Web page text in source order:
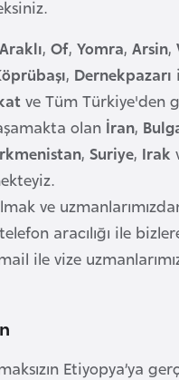
Araklı, Of, Yomra, Arsin,
, Dernekpazarı
ve Tüm Türkiye'den
olan İran,
, Suriye, Irak
ve
aracılığı ile
ile vize
Etiyopya’ya